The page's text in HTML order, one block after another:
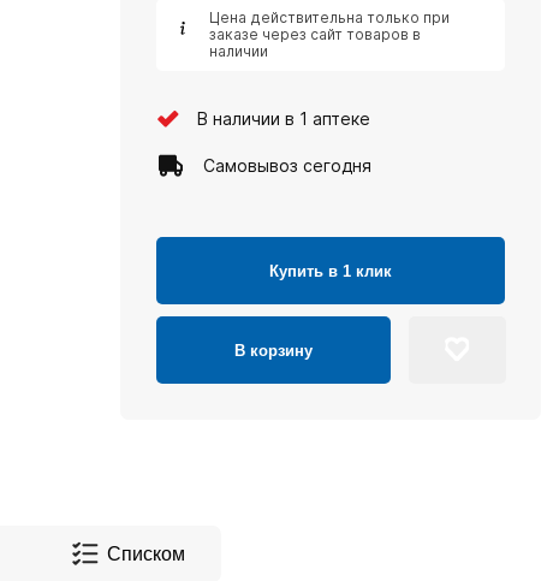
Цена действительна только при
заказе через сайт товаров в
наличии
В наличии в 1 аптеке
Самовывоз сегодня
Купить в 1 клик
В корзину
Списком